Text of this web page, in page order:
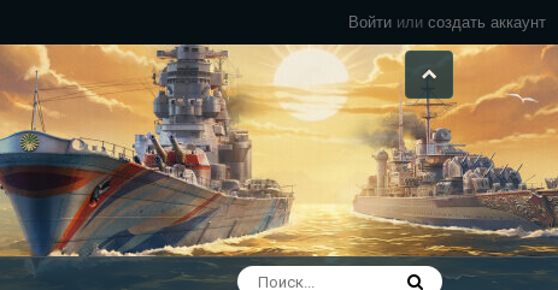
Войти или создать аккаунт